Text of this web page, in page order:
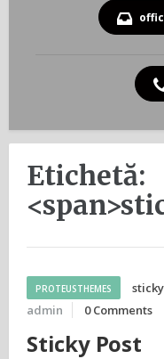
Etichetă:
PROTEUSTHEMES sticky
admin
0 Comments
Sticky Post